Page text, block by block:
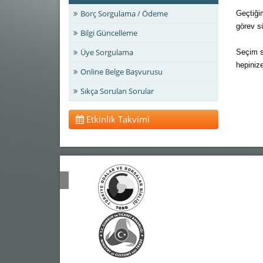
Borç Sorgulama / Ödeme
Bilgi Güncelleme
Üye Sorgulama
Online Belge Başvurusu
Sıkça Sorulan Sorular
Etkinlik Takvimi
Geçtiğ
görev
Seçim